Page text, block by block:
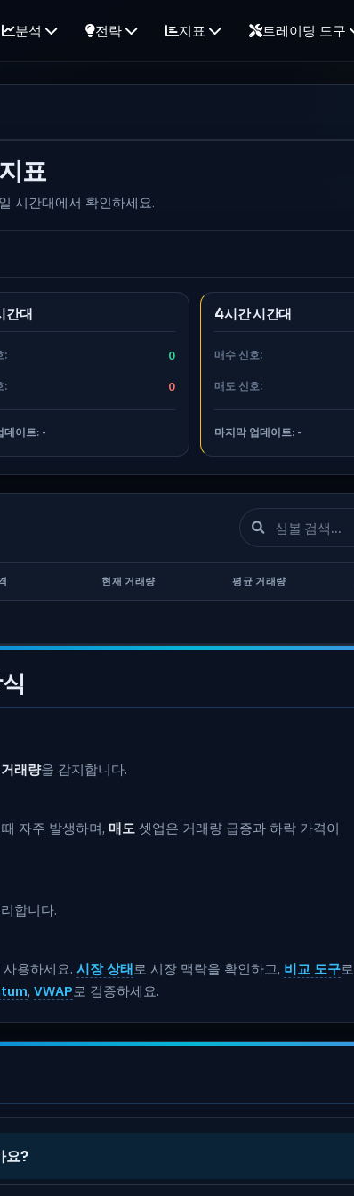
분석 전략 지표 트레이딩 도구
표
시간대에서 확인하세요.
간대
: 0
: 0
데이트: -
4시간 시간대
매수 신호:
매도 신호:
마지막 업데이트: -
현재 거래량 평균 거래량
래량을 감지합니다.
자주 발생하며, 매도셋업은 거래량 급증과 하락 가격이
합니다.
용하세요. 시장 상태로 시장 맥락을 확인하고, 비교 도구로
, VWAP로 검증하세요.
요?